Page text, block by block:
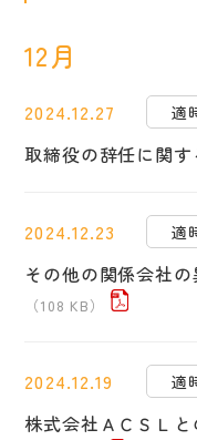
12月
2024.12.27 適
取締役の辞任に関
2024.12.23 適
その他の関係会社
（108 KB）
2024.12.19 適
株式会社ＡＣＳＬ